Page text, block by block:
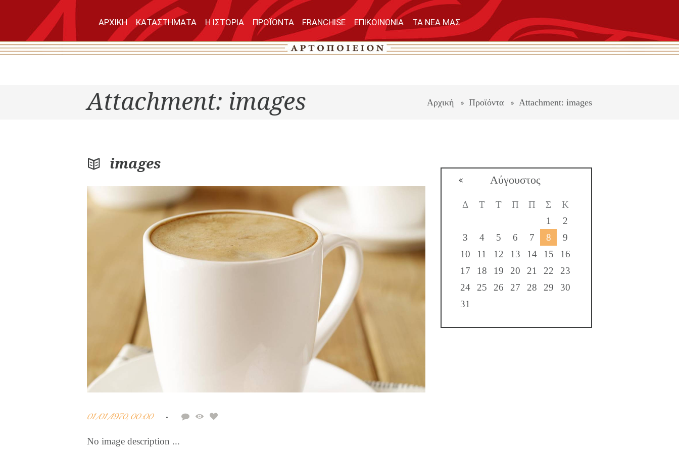
ΑΡΧΙΚΗ ΚΑΤΑΣΤΗΜΑΤΑ Η ΙΣΤΟΡΙΑ ΠΡΟΪΟΝΤΑ FRANCHISE ΕΠΙΚΟΙΝΩΝΙΑ ΤΑ ΝΕΑ ΜΑΣ
Attachment: images Αρχική Προϊόντα Attachment: images
images
01/01/1970, 00:00
No image description ...
Αύγουστος
Δ Τ Τ Π Π Σ
Κ
1
2
3
4 5 6 7 8
9
10
11 12 13 14 15
16
17
18 19 20 21 22
23
24
25 26 27 28 29
30
31